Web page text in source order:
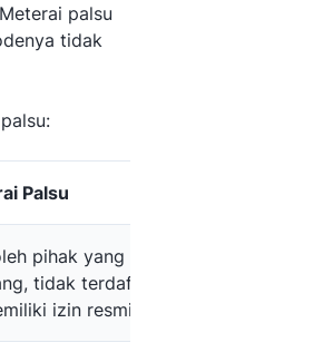
palsu
tidak
Palsu
pihak yang tidak
tidak terdaftar, dan
izin resmi.